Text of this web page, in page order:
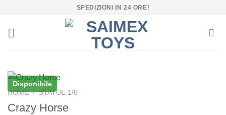
contenuti
SPEDIZIONI IN 24 ORE!
Disponibile
HOME / STATUE 1/6
Crazy Horse